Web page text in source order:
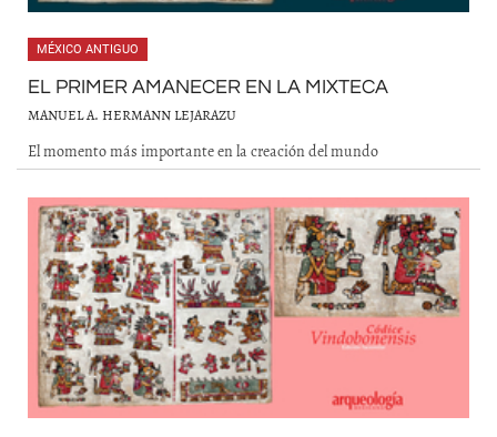
MÉXICO ANTIGUO
EL PRIMER AMANECER EN LA MIXTECA
MANUEL A. HERMANN LEJARAZU
El momento más importante en la creación del mundo